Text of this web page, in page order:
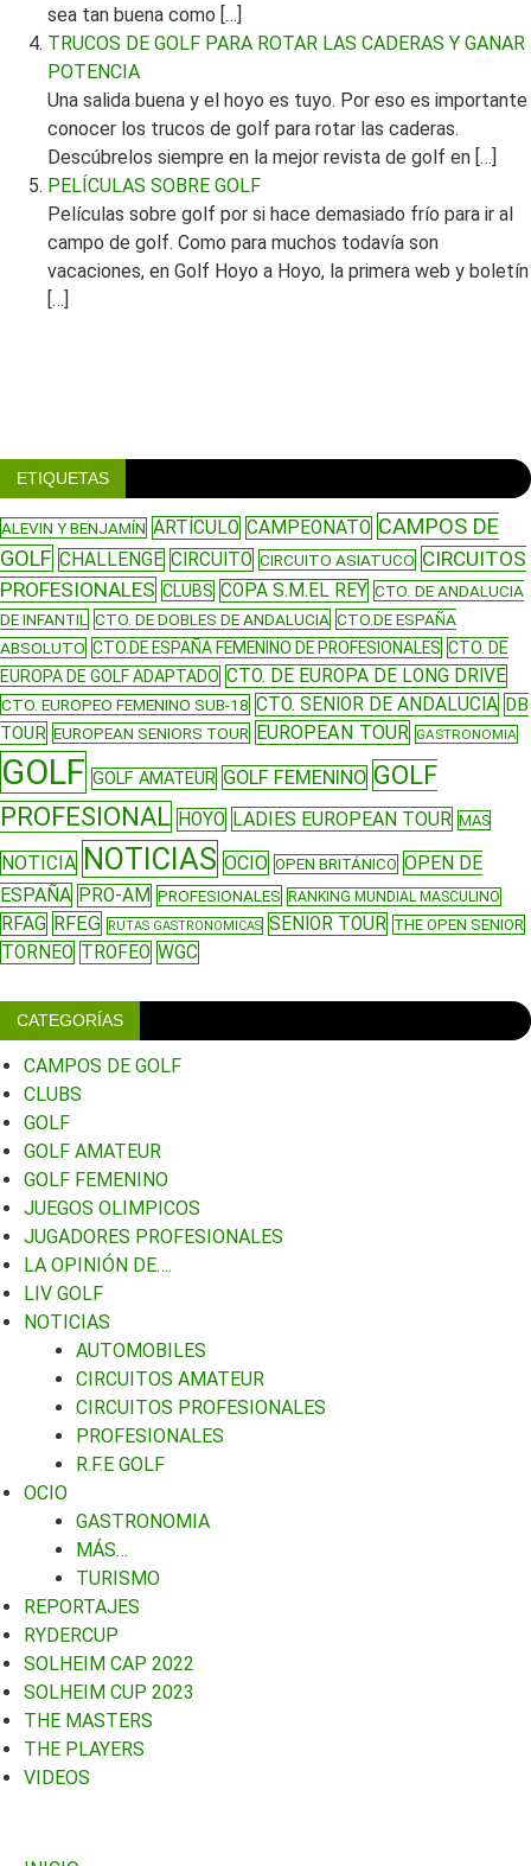
sea tan buena como […]
TRUCOS DE GOLF PARA ROTAR LAS CADERAS Y GANAR
POTENCIA
Una salida buena y el hoyo es tuyo. Por eso es importante
conocer los trucos de golf para rotar las caderas.
Descúbrelos siempre en la mejor revista de golf en […]
PELÍCULAS SOBRE GOLF
Películas sobre golf por si hace demasiado frío para ir al
campo de golf. Como para muchos todavía son
vacaciones, en Golf Hoyo a Hoyo, la primera web y boletín
[…]
ETIQUETAS
ALEVIN Y BENJAMÍN ARTÍCULO CAMPEONATO CAMPOS DE
GOLF CHALLENGE CIRCUITO CIRCUITO ASIATUCO CIRCUITOS
PROFESIONALES CLUBS COPA S.M.EL REY CTO. DE ANDALUCIA
DE INFANTIL
CTO. DE DOBLES DE ANDALUCIA CTO.DE ESPAÑA
ABSOLUTO CTO.DE ESPAÑA FEMENINO DE PROFESIONALES CTO. DE
EUROPA DE GOLF ADAPTADO CTO. DE EUROPA DE LONG DRIVE
CTO. EUROPEO FEMENINO SUB-18 CTO. SENIOR DE ANDALUCIA DB
TOUR EUROPEAN SENIORS TOUR EUROPEAN TOUR GASTRONOMIA
GOLF GOLF AMATEUR GOLF FEMENINO GOLF
PROFESIONAL HOYO LADIES EUROPEAN TOUR MAS
NOTICIA NOTICIAS OCIO OPEN BRITÁNICO OPEN DE
ESPAÑA PRO-AM PROFESIONALES RANKING MUNDIAL MASCULINO
RFAG RFEG RUTAS GASTRONOMICAS SENIOR TOUR THE OPEN SENIOR
TORNEO TROFEO WGC
CATEGORÍAS
CAMPOS DE GOLF
CLUBS
GOLF
GOLF AMATEUR
GOLF FEMENINO
JUEGOS OLIMPICOS
JUGADORES PROFESIONALES
LA OPINIÓN DE….
LIV GOLF
NOTICIAS
AUTOMOBILES
CIRCUITOS AMATEUR
CIRCUITOS PROFESIONALES
PROFESIONALES
R.F.E GOLF
OCIO
GASTRONOMIA
MÁS…
TURISMO
REPORTAJES
RYDERCUP
SOLHEIM CAP 2022
SOLHEIM CUP 2023
THE MASTERS
THE PLAYERS
VIDEOS